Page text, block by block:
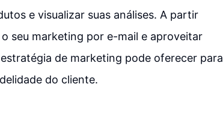
e visualizar suas análises. A partir
seu marketing por e-mail e aproveitar
de marketing pode oferecer para
do cliente.